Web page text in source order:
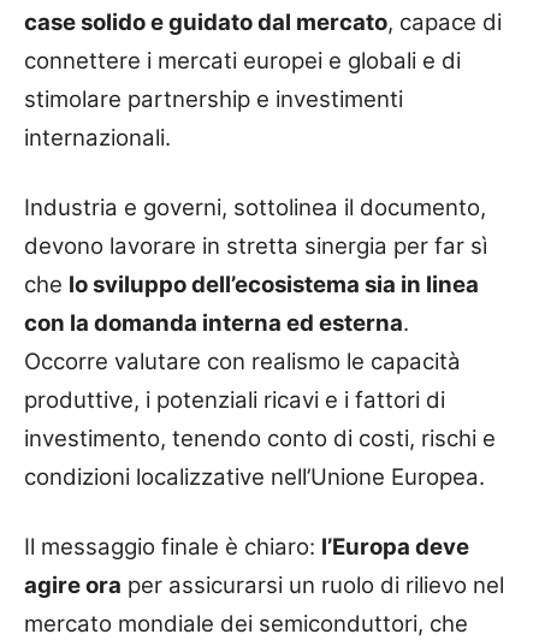
case solido e guidato dal mercato, capace di
connettere i mercati europei e globali e di
stimolare partnership e investimenti
internazionali.
Industria e governi, sottolinea il documento,
devono lavorare in stretta sinergia per far sì
che lo sviluppo dell’ecosistema sia in linea
con la domanda interna ed esterna.
Occorre valutare con realismo le capacità
produttive, i potenziali ricavi e i fattori di
investimento, tenendo conto di costi, rischi e
condizioni localizzative nell’Unione Europea.
Il messaggio finale è chiaro: l’Europa deve
agire ora per assicurarsi un ruolo di rilievo nel
mercato mondiale dei semiconduttori, che